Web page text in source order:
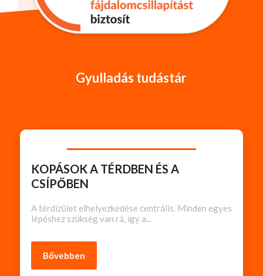
Gyulladás tudástár
KOPÁSOK A TÉRDBEN ÉS A
CSÍPŐBEN
A térdízület elhelyezkedése centrális. Minden egyes
lépéshez szükség van rá, így a...
Bővebben